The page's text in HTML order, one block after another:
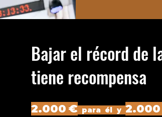
Bajar el récord de
tiene recompensa
2.000 €para él y